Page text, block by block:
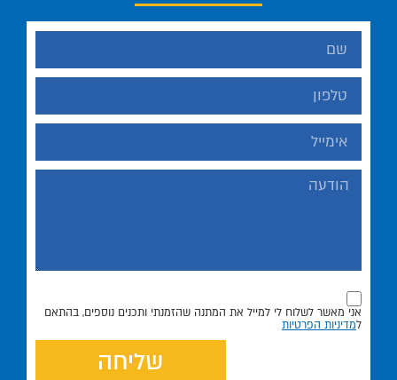
אני מאשר לשלוח לי למייל את המתנה שהזמנתי ותכנים נוספים, בהתאם
למדיניות הפרטיות
שליחה